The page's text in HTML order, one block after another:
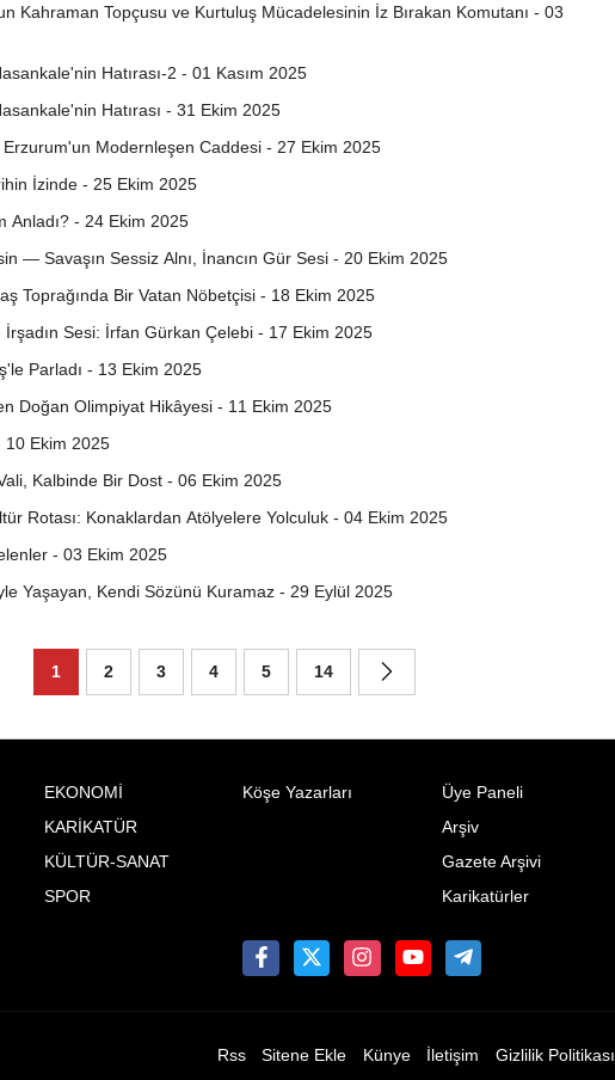
Kahraman Topçusu ve Kurtuluş Mücadelesinin İz Bırakan Komutanı - 03
Hatırası-2 - 01 Kasım 2025
Hatırası - 31 Ekim 2025
Modernleşen Caddesi - 27 Ekim 2025
İzinde - 25 Ekim 2025
Anladı? - 24 Ekim 2025
— Savaşın Sessiz Alnı, İnancın Gür Sesi - 20 Ekim 2025
Toprağında Bir Vatan Nöbetçisi - 18 Ekim 2025
Sesi: İrfan Gürkan Çelebi - 17 Ekim 2025
Parladı - 13 Ekim 2025
Doğan Olimpiyat Hikâyesi - 11 Ekim 2025
10 Ekim 2025
Kalbinde Bir Dost - 06 Ekim 2025
Rotası: Konaklardan Atölyelere Yolculuk - 04 Ekim 2025
- 03 Ekim 2025
Yaşayan, Kendi Sözünü Kuramaz - 29 Eylül 2025
1 2 3 4 5 14
EKONOMİ
KARİKATÜR
KÜLTÜR-SANAT
SPOR
Köşe Yazarları
Üye Paneli
Arşiv
Gazete Arşivi
Karikatürler
Rss Sitene Ekle Künye İletişim Gizlilik Politikası